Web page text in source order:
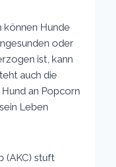
können Hunde
oder
ist, kann
auch die
an Popcorn
Leben
(AKC) stuft